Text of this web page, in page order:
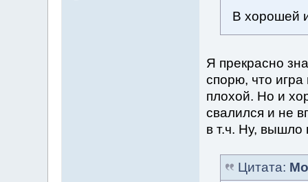
В хорошей
Я прекрасно
спорю, что
плохой. Но и
свалился и не
в т.ч. Ну, вышло
Цитата: